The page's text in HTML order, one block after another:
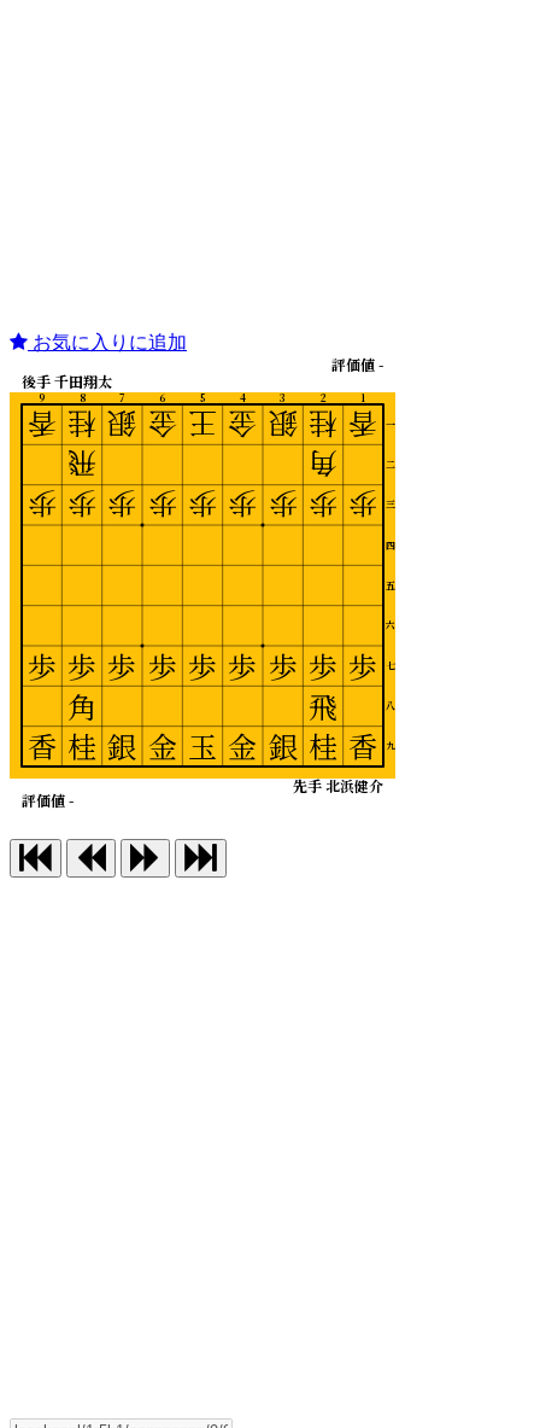
お気に入りに追加
1
2
3
4
5
6
7
8
9
一
二
三
四
五
六
七
八
九
先手 北浜健介
後手 千田翔太
評価値 -
評価値 -
香
歩
歩
香
桂
角
歩
歩
飛
桂
銀
歩
歩
銀
金
歩
歩
金
王
歩
歩
玉
金
歩
歩
金
銀
歩
歩
銀
桂
飛
歩
歩
角
桂
香
歩
歩
香